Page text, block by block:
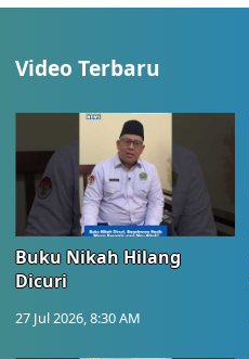
Video Terbaru
Buku Nikah Hilang
Dicuri
27 Jul 2026, 8:30 AM